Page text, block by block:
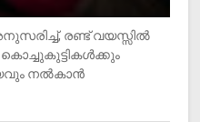
രണ്ട് വയസ്സില്‍
നല്‍കാന്‍